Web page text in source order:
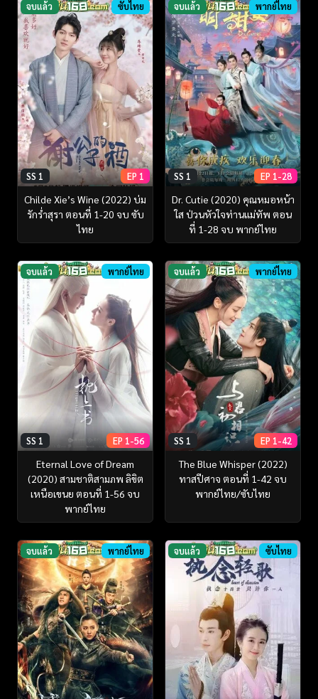
จบแล้ว ซับไทย
SS 1 EP 1
Childe Xie’s Wine (2022) บ่ม
รักร่ำสุรา ตอนที่ 1-20 จบ ซับ
ไทย
จบแล้ว พากย์ไทย
SS 1 EP 1-28
Dr. Cutie (2020) คุณหมอหน้า
ใส ป่วนหัวใจท่านแม่ทัพ ตอน
ที่ 1-28 จบ พากย์ไทย
จบแล้ว พากย์ไทย
SS 1 EP 1-56
Eternal Love of Dream
(2020) สามชาติสามภพ ลิขิต
เหนือเขนย ตอนที่ 1-56 จบ
พากย์ไทย
จบแล้ว พากย์ไทย
SS 1 EP 1-42
The Blue Whisper (2022)
ทาสปีศาจ ตอนที่ 1-42 จบ
พากย์ไทย/ซับไทย
จบแล้ว พากย์ไทย จบแล้ว ซับไทย